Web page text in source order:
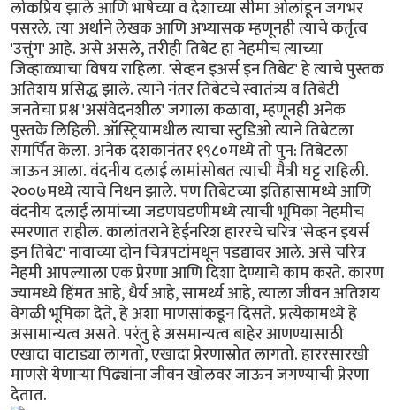
लोकप्रिय झाले आणि भाषेच्या व देशाच्या सीमा ओलांडून जगभर
पसरले. त्या अर्थाने लेखक आणि अभ्यासक म्हणूनही त्याचे कर्तृत्व
'उत्तुंग' आहे. असे असले, तरीही तिबेट हा नेहमीच त्याच्या
जिव्हाळ्याचा विषय राहिला. 'सेव्हन इअर्स इन तिबेट' हे त्याचे पुस्तक
अतिशय प्रसिद्ध झाले. त्याने नंतर तिबेटचे स्वातंत्र्य व तिबेटी‌
जनतेचा प्रश्न 'असंवेदनशील' जगाला कळावा, म्हणूनही अनेक
पुस्तके लिहिली. ऑस्ट्रियामधील त्याचा स्टुडिओ त्याने तिबेटला
समर्पित केला. अनेक दशकानंतर १९८०मध्ये तो पुन: तिबेटला
जाऊन आला. वंदनीय दलाई लामांसोबत त्याची मैत्री घट्ट राहिली.
२००७मध्ये त्याचे निधन झाले. पण तिबेटच्या इतिहासामध्ये आणि
वंदनीय दलाई लामांच्या जडणघडणीमध्ये त्याची भूमिका नेहमीच
स्मरणात राहील. कालांतराने हेईनरिश हाररचे चरित्र 'सेव्हन इयर्स
इन तिबेट' नावाच्या दोन चित्रपटांमधून पडद्यावर आले. असे चरित्र
नेहमी आपल्याला एक प्रेरणा आणि दिशा देण्याचे काम करते. कारण
ज्यामध्ये हिंमत आहे, धैर्य आहे, सामर्थ्य आहे, त्याला जीवन अतिशय
वेगळी भूमिका देते, हे अशा माणसांकडून दिसते. प्रत्येकामध्ये हे
असामान्यत्व असते. परंतु हे असमान्यत्व बाहेर आणण्यासाठी
एखादा वाटाड्या लागतो, एखादा प्रेरणास्रोत लागतो. हाररसारखी
माणसे येणार्‍या पिढ्यांना जीवन खोलवर जाऊन जगण्याची प्रेरणा
देतात.